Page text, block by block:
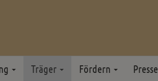
Träger Fördern Presse